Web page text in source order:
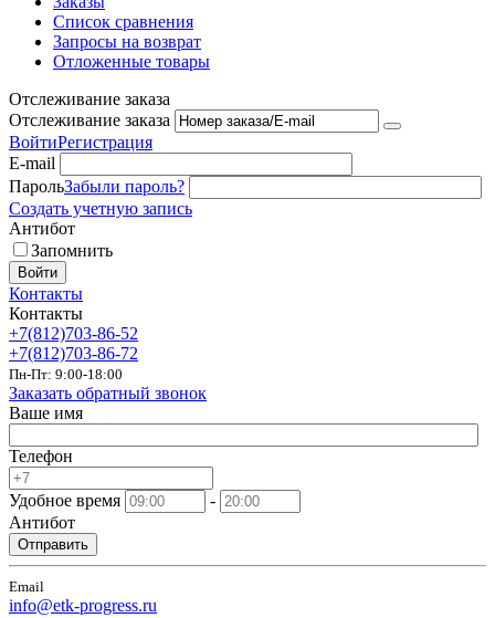
Список сравнения
Запросы на возврат
Отложенные товары
Отслеживание заказа
Отслеживание заказа
ВойтиРегистрация
E-mail
ПарольЗабыли пароль?
Создать учетную запись
Антибот
Запомнить
Войти
Контакты
Контакты
+7(812)703-86-52
+7(812)703-86-72
Пн-Пт: 9:00-18:00
Заказать обратный звонок
Ваше имя
Телефон
Удобное время
-
Антибот
Отправить
Email
info@etk-progress.ru